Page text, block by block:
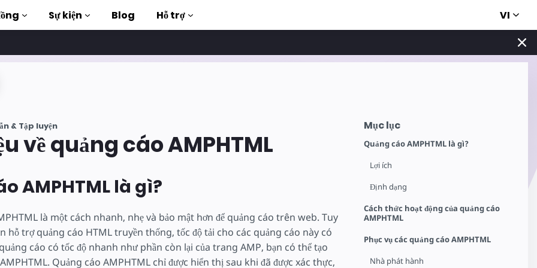
luyện
chỉnh
to AMP
qua các
Sự kiện Blog Hỗ trợ VI
Mục lục
Quảng cáo AMPHTML là gì?
Lợi ích
Định dạng
Cách thức hoạt động của quảng cáo
AMPHTML
Phục vụ các quảng cáo AMPHTML
Nhà phát hành
& Tập luyện
về quảng cáo AMPHTML
AMPHTML là gì?
là một cách nhanh, nhẹ và bảo mật hơn để quảng cáo trên web. Tuy
hỗ trợ quảng cáo HTML truyền thống, tốc độ tải cho các quảng cáo này có
cáo có tốc độ nhanh như phần còn lại của trang AMP, bạn có thể tạo
Quảng cáo AMPHTML chỉ được hiển thị sau khi đã được xác thực,